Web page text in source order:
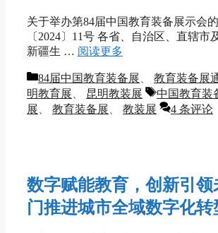
关于举办第84届中国教育装备展示会
〔2024〕11号 各省、自治区、直辖市
新疆生 … 阅读更多
分
类
84届中国教育装备展 教育装备展
明教育展
昆明教装展
标
签
中国教育装
展
教育装备展 教装展 4 条评论
数字赋能教育，创新引领
门推进城市全域数字化转